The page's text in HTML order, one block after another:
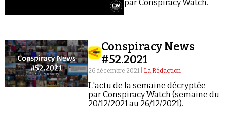
Faire un don
Demander à Vera
par Conspiracy Watch.
Conspiracy News
#52.2021
26 décembre 2021 | La Rédaction
L'actu de la semaine décryptée
par Conspiracy Watch (semaine du
20/12/2021 au 26/12/2021).